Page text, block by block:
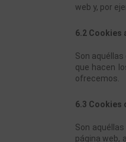
web y, por
6.2 Cookies
Son
que hacen
ofrecemos.
6.3 Cookies
Son
página web,